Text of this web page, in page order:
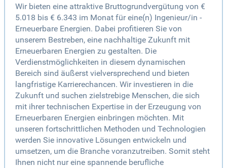
Wir bieten eine attraktive Bruttogrundvergütung von €
5.018 bis € 6.343 im Monat für eine(n) Ingenieur/in -
Erneuerbare Energien. Dabei profitieren Sie von
unserem Bestreben, eine nachhaltige Zukunft mit
Erneuerbaren Energien zu gestalten. Die
Verdienstmöglichkeiten in diesem dynamischen
Bereich sind äußerst vielversprechend und bieten
langfristige Karrierechancen. Wir investieren in die
Zukunft und suchen zielstrebige Menschen, die sich
mit ihrer technischen Expertise in der Erzeugung von
Erneuerbaren Energien einbringen möchten. Mit
unseren fortschrittlichen Methoden und Technologien
werden Sie innovative Lösungen entwickeln und
umsetzen, um die Branche voranzutreiben. Somit steht
Ihnen nicht nur eine spannende berufliche